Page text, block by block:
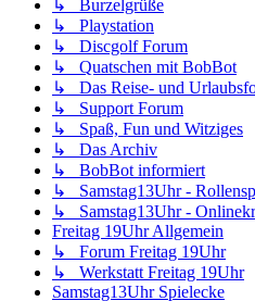
↳ Burzelgrüße
↳ Playstation
↳ Discgolf Forum
↳ Quatschen mit BobBot
↳ Das Reise- und
↳ Support Forum
↳ Spaß, Fun und Witziges
↳ Das Archiv
↳ BobBot informiert
↳ Samstag13Uhr -
↳ Samstag13Uhr -
Freitag 19Uhr Allgemein
↳ Forum Freitag 19Uhr
↳ Werkstatt Freitag 19Uhr
Samstag13Uhr Spielecke